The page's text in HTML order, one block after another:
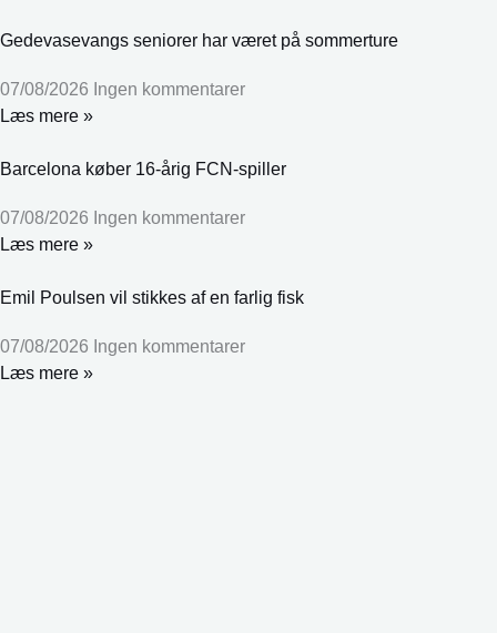
Gedevasevangs seniorer har været på sommerture
07/08/2026 Ingen kommentarer
Læs mere »
Barcelona køber 16-årig FCN-spiller
07/08/2026 Ingen kommentarer
Læs mere »
Emil Poulsen vil stikkes af en farlig fisk
07/08/2026 Ingen kommentarer
Læs mere »